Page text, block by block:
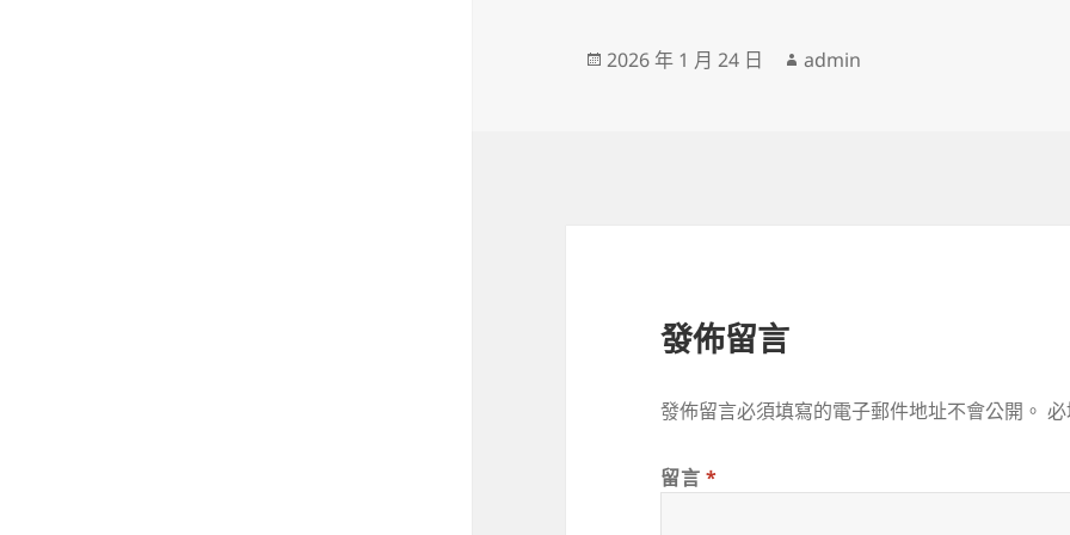
發
2026 年 1 月 24 日
作
admin
發佈留言
發佈留言必須填寫的電子郵件地址不會公開。
留言*